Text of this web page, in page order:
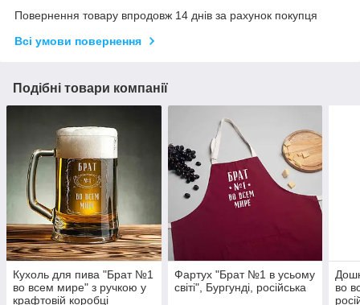
Повернення товару впродовж 14 днів за рахунок покупця
Всі умови повернення
Подібні товари компанії
Кухоль для пива "Брат №1
во всем мире" з ручкою у
крафтовій коробці
Фартух "Брат №1 в усьому
світі", Бургунді, російська
во